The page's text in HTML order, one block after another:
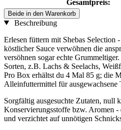
Gesamtpreis:
Beide in den Warenkorb
Beschreibung
Erlesen füttern mit Shebas Selection
köstlicher Sauce verwöhnen die
versöhnen sogar echte
Sorten, z.B. Lachs & Seelachs,
Pro Box erhältst du 4 Mal 85 g; die
Alleinfuttermittel für ausgewachsene
Sorgfältig ausgesuchte Zutaten, null
Konservierungsstoffe bzw. Aromen
und verzichtet auf unnötigen